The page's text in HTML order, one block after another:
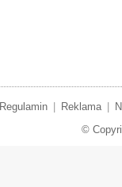
Regulamin Reklama
©